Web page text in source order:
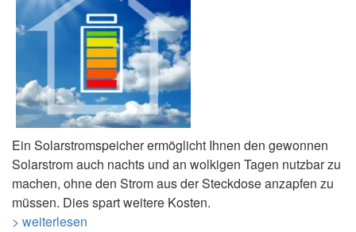
Ein Solarstromspeicher ermöglicht Ihnen den gewonnen
Solarstrom auch nachts und an wolkigen Tagen nutzbar zu
machen, ohne den Strom aus der Steckdose anzapfen zu
müssen. Dies spart weitere Kosten.
> weiterlesen